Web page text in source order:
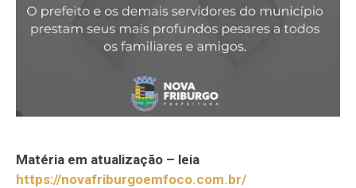
Matéria em atualização – leia
https://novafriburgoemfoco.com.br/